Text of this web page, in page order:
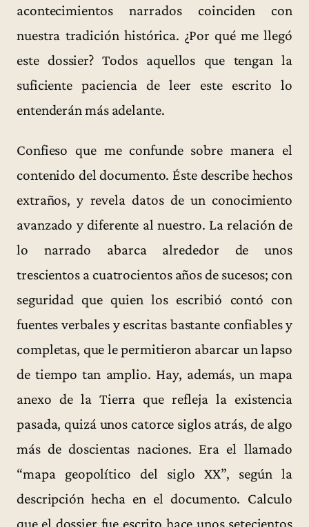
acontecimientos narrados coinciden con
nuestra tradición histórica. ¿Por qué me llegó
este dossier? Todos aquellos que tengan la
suficiente paciencia de leer este escrito lo
entenderán más adelante.
Confieso que me confunde sobre manera el
contenido del documento. Éste describe hechos
extraños, y revela datos de un conocimiento
avanzado y diferente al nuestro. La relación de
lo narrado abarca alrededor de unos
trescientos a cuatrocientos años de sucesos; con
seguridad que quien los escribió contó con
fuentes verbales y escritas bastante confiables y
completas, que le permitieron abarcar un lapso
de tiempo tan amplio. Hay, además, un mapa
anexo de la Tierra que refleja la existencia
pasada, quizá unos catorce siglos atrás, de algo
más de doscientas naciones. Era el llamado
“mapa geopolítico del siglo XX”, según la
descripción hecha en el documento. Calculo
que el dossier fue escrito hace unos setecientos